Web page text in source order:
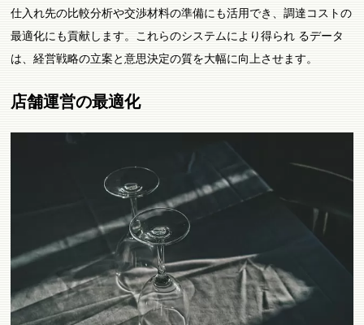
仕入れ先の比較分析や交渉材料の準備にも活用でき、調達コストの
最適化にも貢献します。これらのシステムにより得られ るデータ
は、経営戦略の立案と意思決定の質を大幅に向上させます。
店舗運営の最適化